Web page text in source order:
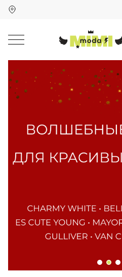
Для клиентов всех банков
Разбейте
оплату на части
без переплат
График платежей